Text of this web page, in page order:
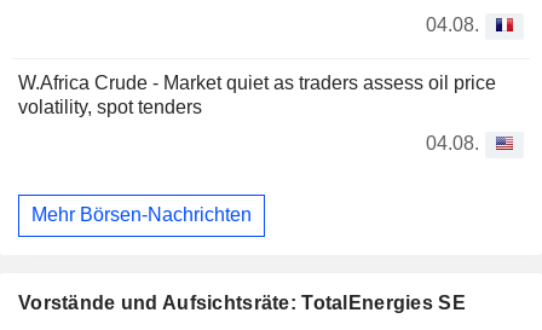
04.08.
W.Africa Crude - Market quiet as traders assess oil price
volatility, spot tenders
04.08.
Mehr Börsen-Nachrichten
Vorstände und Aufsichtsräte: TotalEnergies SE